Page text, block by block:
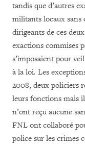
tandis que d’autres
militants locaux sans
dirigeants de ces
exactions commises
s’imposaient pour
à la loi. Les
2008, deux policiers
leurs fonctions mais
n’ont reçu aucune
FNL ont collaboré
police sur les crimes